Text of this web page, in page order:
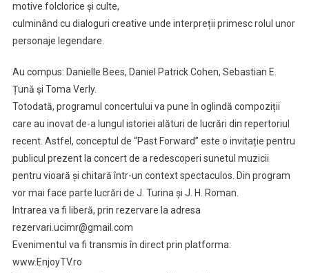
motive folclorice și culte,
culminând cu dialoguri creative unde interpreții primesc rolul unor
personaje legendare.
Au compus: Danielle Bees, Daniel Patrick Cohen, Sebastian E.
Țună și Toma Verly.
Totodată, programul concertului va pune în oglindă compoziții
care au inovat de-a lungul istoriei alături de lucrări din repertoriul
recent. Astfel, conceptul de “Past Forward” este o invitație pentru
publicul prezent la concert de a redescoperi sunetul muzicii
pentru vioară și chitară într-un context spectaculos. Din program
vor mai face parte lucrări de J. Turina și J. H. Roman.
Intrarea va fi liberă, prin rezervare la adresa
rezervari.ucimr@gmail.com
Evenimentul va fi transmis în direct prin platforma:
www.EnjoyTV.ro